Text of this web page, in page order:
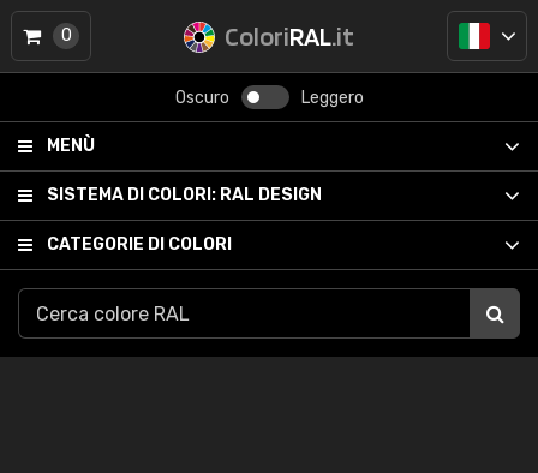
ColoriRAL.it
Oscuro Leggero
MENÙ
SISTEMA DI COLORI: RAL DESIGN
CATEGORIE DI COLORI
0